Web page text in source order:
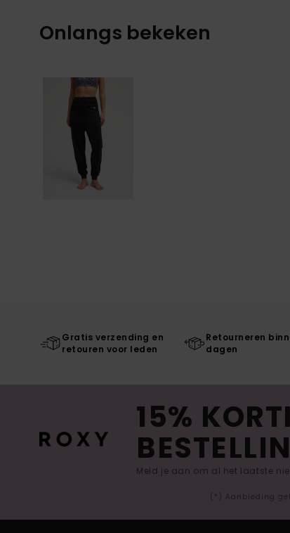
Onlangs bekeken
Gratis verzending en
retouren voor leden
Retourneren
dagen
15%
Meld je aan om al het laatste
(*) Aanbieding